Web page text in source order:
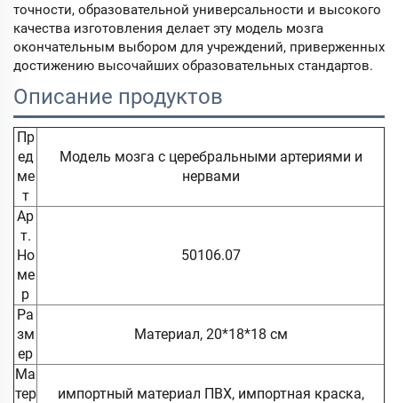
точности, образовательной универсальности и высокого
качества изготовления делает эту модель мозга
окончательным выбором для учреждений, приверженных
достижению высочайших образовательных стандартов.
Описание продуктов
Пр
ед
ме
т
Модель мозга с церебральными артериями и
нервами
Ар
т.
Но
ме
р
50106.07
Ра
зм
ер
Материал, 20*18*18 см
Ма
тер
импортный материал ПВХ, импортная краска,